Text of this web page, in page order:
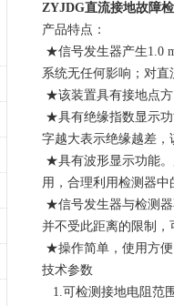
ZYJDG直流接地故障
产品特点：
★信号发生器产生1.0
系统无任何影响；对
★该装置具有接地点
★具有绝缘指数显示功
字越大表示绝缘越差
★具有波形显示功能
用，合理利用检测器
★信号发生器与检测
并不受此距离的限制
★操作简单，使用方便
技术参数
1.可检测接地电阻范